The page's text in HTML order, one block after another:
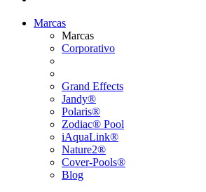
Marcas
Marcas
Corporativo
Grand Effects
Jandy®
Polaris®
Zodiac® Pool
iAquaLink®
Nature2®
Cover-Pools®
Blog